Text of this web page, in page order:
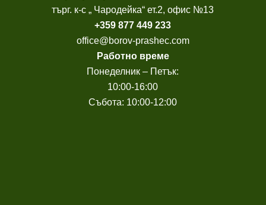
търг. к-с „ Чародейка“ ет.2, офис №13
+359 877 449 233
office@borov-prashec.com
Работно време
Понеделник – Петък:
10:00-16:00
Събота: 10:00-12:00